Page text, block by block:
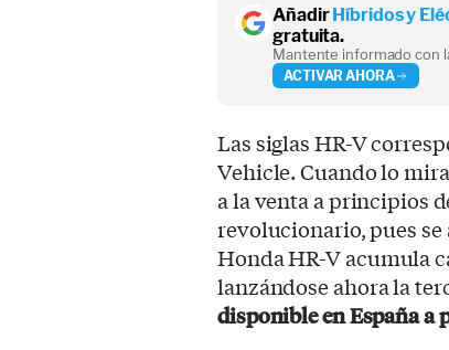
AñadirHíbridos y
gratuita.
Mantente informado con
ACTIVAR AHORA
Las siglas HR-V
Vehicle. Cuando lo
a la venta a principios
revolucionario, pues se
Honda HR-V acumula
lanzándose ahora la
disponible en España